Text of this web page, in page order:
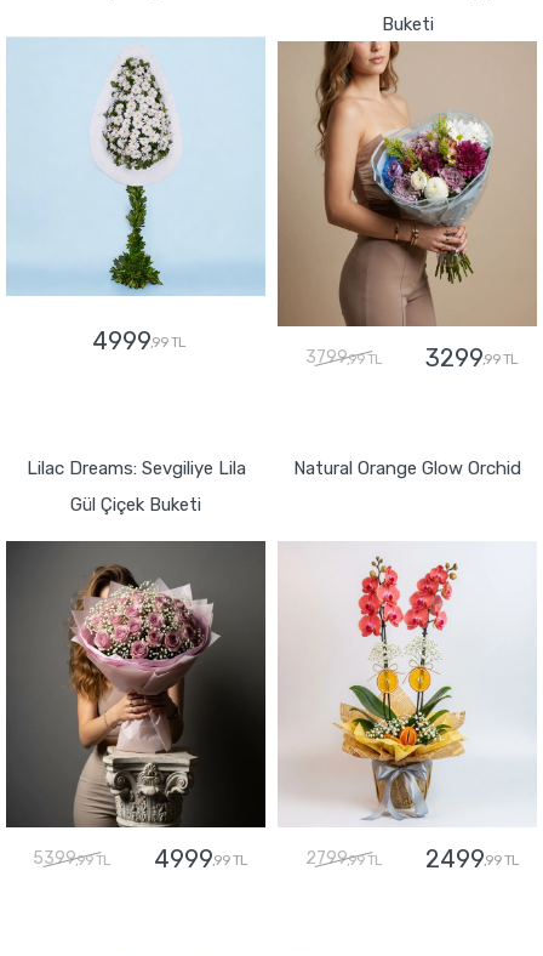
4999,99 TL
Buketi
3799,99 TL 3299,99 TL
Lilac Dreams: Sevgiliye Lila
Gül Çiçek Buketi
5399,99 TL 4999,99 TL
Natural Orange Glow Orchid
2799,99 TL 2499,99 TL